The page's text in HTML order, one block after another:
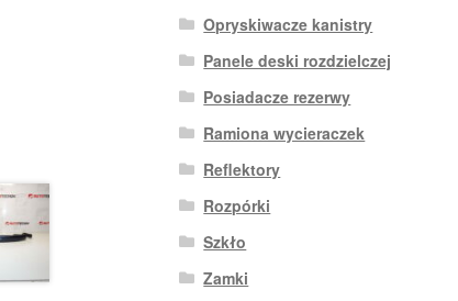
Opryskiwacze kanistry
Panele deski rozdzielczej
Posiadacze rezerwy
Ramiona wycieraczek
Reflektory
Rozpórki
Szkło
Zamki